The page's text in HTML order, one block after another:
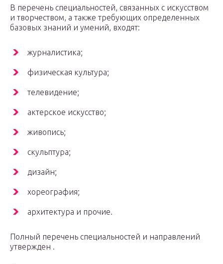
В перечень специальностей, связанных с искусством
и творчеством, а также требующих определенных
базовых знаний и умений, входят:
журналистика;
физическая культура;
телевидение;
актерское искусство;
живопись;
скульптура;
дизайн;
хореография;
архитектура и прочие.
Полный перечень специальностей и направлений
утвержден .